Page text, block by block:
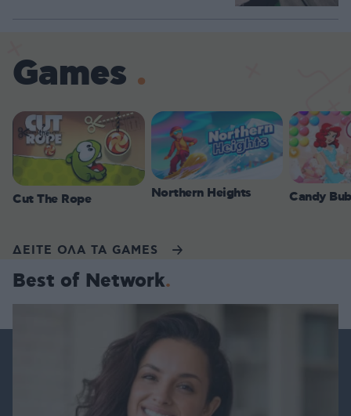
Games
Cut The Rope Northern Heights Candy
ΔΕΙΤΕ ΟΛΑ ΤΑ GAMES
Best of Network